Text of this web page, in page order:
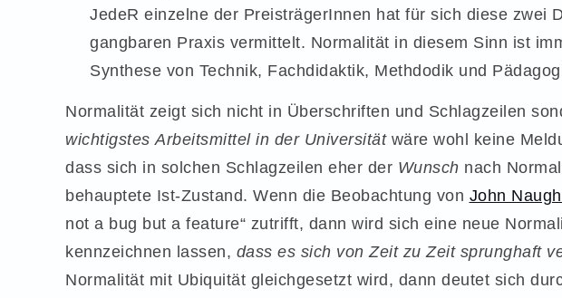
JedeR einzelne der PreisträgerInnen hat für sich diese zwei
gangbaren Praxis vermittelt. Normalität in diesem Sinn ist
Synthese von Technik, Fachdidaktik, Methdodik und
Normalität zeigt sich nicht in Überschriften und Schlagzeilen
wichtigstes Arbeitsmittel in der Universitätwäre wohl keine
dass sich in solchen Schlagzeilen eher der Wunsch nach
behauptete Ist-Zustand. Wenn die Beobachtung von John
not a bug but a feature“ zutrifft, dann wird sich eine neue
kennzeichnen lassen, dass es sich von Zeit zu Zeit sprunghaft
Normalität mit Ubiquität gleichgesetzt wird, dann deutet sich